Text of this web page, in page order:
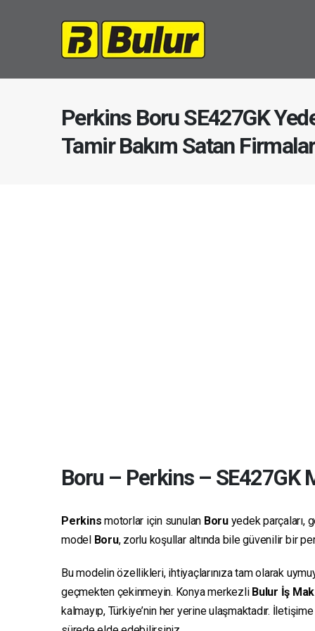
Perkins Boru SE427GK
Tamir Bakım Satan Firmalar
Boru – Perkins– SE427GK
Perkins motorlar için sunulan Boruyedek parçaları,
model Boru, zorlu koşullar altında bile güvenilir bir
Bu modelin özellikleri, ihtiyaçlarınıza tam olarak
geçmekten çekinmeyin. Konya merkezli Bulur İş
kalmayıp, Türkiye’nin her yerine ulaşmaktadır.